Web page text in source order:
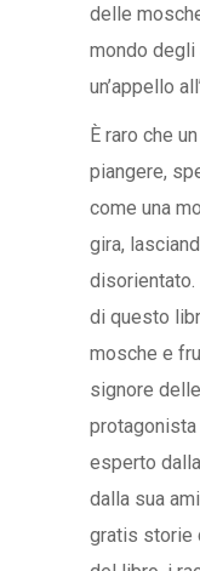
delle
mondo degli
un’appello
È raro che
piangere,
come una
gira,
disorientato.
di questo
mosche e
signore
protagonista
esperto
dalla sua
gratis storie